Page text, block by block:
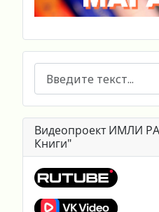
Видеопроект ИМЛИ
Книги"